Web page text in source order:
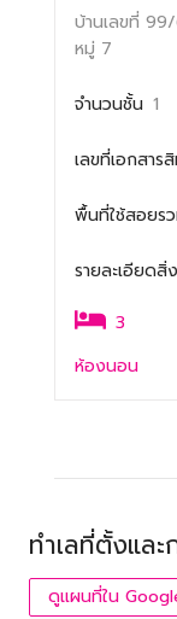
บ้านเลขที่ 99/
หมู่ 7
จำนวนชั้น 1
เลขที่เอกสาร
พื้นที่ใช้สอยร
รายละเอียดสิ่
3
ห้องนอน
ทำเลที่ตั้งและ
ดูแผนที่ใน